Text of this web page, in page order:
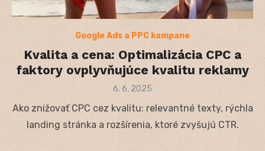
Google Ads a PPC kampane
Kvalita a cena: Optimalizácia CPC a
faktory ovplyvňujúce kvalitu reklamy
Posted
6. 6. 2025
Ako znižovať CPC cez kvalitu: relevantné texty, rýchla
landing stránka a rozšírenia, ktoré zvyšujú CTR.